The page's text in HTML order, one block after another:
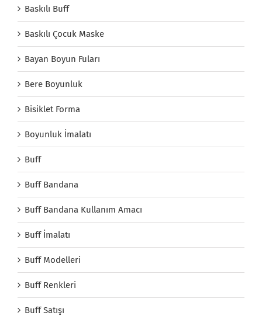
Baskılı Buff
Baskılı Çocuk Maske
Bayan Boyun Fuları
Bere Boyunluk
Bisiklet Forma
Boyunluk İmalatı
Buff
Buff Bandana
Buff Bandana Kullanım Amacı
Buff İmalatı
Buff Modelleri
Buff Renkleri
Buff Satışı